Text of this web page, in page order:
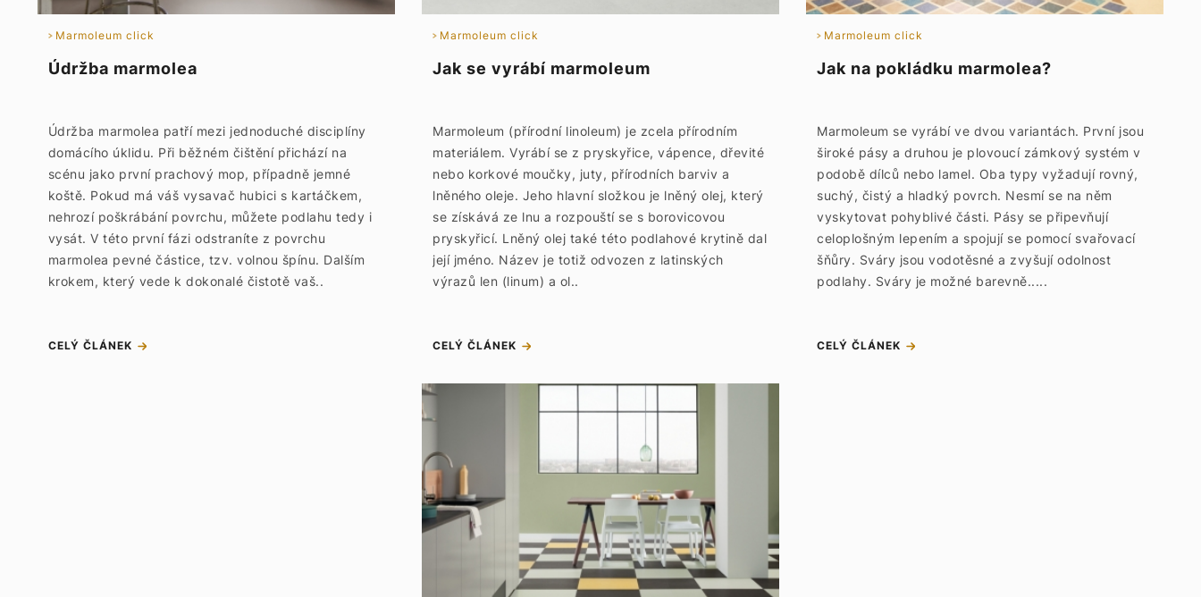
Marmoleum click
Údržba marmolea
Údržba marmolea patří mezi jednoduché disciplíny
domácího úklidu. Při běžném čištění přichází na
scénu jako první prachový mop, případně jemné
koště. Pokud má váš vysavač hubici s kartáčkem,
nehrozí poškrábání povrchu, můžete podlahu tedy i
vysát. V této první fázi odstraníte z povrchu
marmolea pevné částice, tzv. volnou špínu. Dalším
krokem, který vede k dokonalé čistotě vaš..
CELÝ ČLÁNEK
Marmoleum click
Jak se vyrábí marmoleum
Marmoleum (přírodní linoleum) je zcela přírodním
materiálem. Vyrábí se z pryskyřice, vápence, dřevité
nebo korkové moučky, juty, přírodních barviv a
lněného oleje. Jeho hlavní složkou je lněný olej, který
se získává ze lnu a rozpouští se s borovicovou
pryskyřicí. Lněný olej také této podlahové krytině dal
její jméno. Název je totiž odvozen z latinských
výrazů len (linum) a ol..
CELÝ ČLÁNEK
Marmoleum click
Jak na pokládku marmolea?
Marmoleum se vyrábí ve dvou variantách. První jsou
široké pásy a druhou je plovoucí zámkový systém v
podobě dílců nebo lamel. Oba typy vyžadují rovný,
suchý, čistý a hladký povrch. Nesmí se na něm
vyskytovat pohyblivé části. Pásy se připevňují
celoplošným lepením a spojují se pomocí svařovací
šňůry. Sváry jsou vodotěsné a zvyšují odolnost
podlahy. Sváry je možné barevně.....
CELÝ ČLÁNEK